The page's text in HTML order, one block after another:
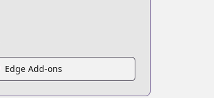
Edge Add-ons